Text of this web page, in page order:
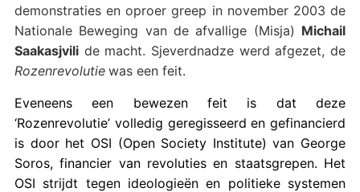
demonstraties en oproer greep in november 2003 de
Nationale Beweging van de afvallige (Misja) Michail
Saakasjvilide macht. Sjeverdnadze werd afgezet, de
Rozenrevolutie was een feit.
Eveneens een bewezen feit is dat deze
‘Rozenrevolutie’ volledig geregisseerd en gefinancierd
is door het OSI (Open Society Institute) van George
Soros, financier van revoluties en staatsgrepen. Het
OSI strijdt tegen ideologieën en politieke systemen